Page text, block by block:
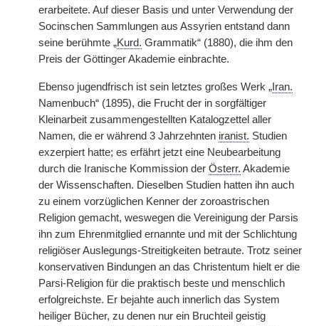
erarbeitete. Auf dieser Basis und unter Verwendung der
Socinschen Sammlungen aus Assyrien entstand dann
seine berühmte „Kurd. Grammatik“ (1880), die ihm den
Preis der Göttinger Akademie einbrachte.
Ebenso jugendfrisch ist sein letztes großes Werk „ Iran.
Namenbuch“ (1895), die Frucht der in sorgfältiger
Kleinarbeit zusammengestellten Katalogzettel aller
Namen, die er während 3 Jahrzehnten iranist. Studien
exzerpiert hatte; es erfährt jetzt eine Neubearbeitung
durch die Iranische Kommission der Österr. Akademie
der Wissenschaften. Dieselben Studien hatten ihn auch
zu einem vorzüglichen Kenner der zoroastrischen
Religion gemacht, weswegen die Vereinigung der Parsis
ihn zum Ehrenmitglied ernannte und mit der Schlichtung
religiöser Auslegungs-Streitigkeiten betraute. Trotz seiner
konservativen Bindungen an das Christentum hielt er die
Parsi-Religion für die praktisch beste und menschlich
erfolgreichste. Er bejahte auch innerlich das System
heiliger Bücher, zu denen nur ein Bruchteil geistig